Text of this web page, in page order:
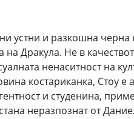
устни и разкошна черна
на Дракула. Не в
ненаситност на
костариканка, Стоу е
и студенина,
неразпознат от